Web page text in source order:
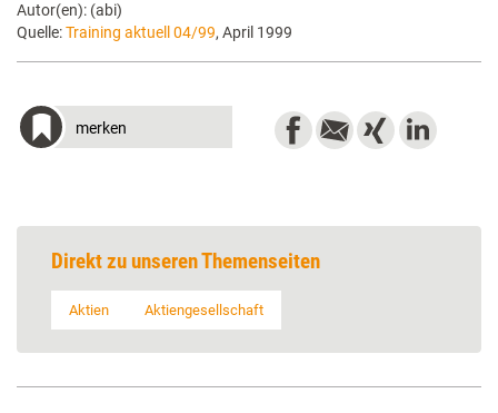
Autor(en): (abi)
Quelle:Training aktuell 04/99, April 1999
merken
Direkt zu unseren Themenseiten
Aktien Aktiengesellschaft